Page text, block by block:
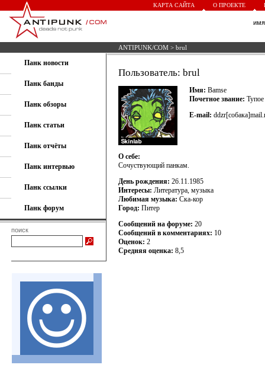
КАРТА САЙТА О ПРОЕКТЕ
ANTIPUNK/COM > brul
Панк новости
Панк банды
Панк обзоры
Панк статьи
Панк отчёты
Панк интервью
Панк ссылки
Панк форум
поиск
Пользователь: brul
Имя: Bamse
Почетное звание:
E-mail:
О себе:
Сочуствующий панкам.
День рождения: 26.11.1985
Интересы: Литература, музыка
Любимая музыка: Ска-кор
Город: Питер
Сообщений на форуме: 20
Сообщений в комментариях: 10
Оценок: 2
Средняя оценка: 8,5